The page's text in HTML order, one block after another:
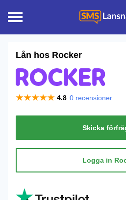
Lån hos Rocker
4.8 0 recensioner
Skicka
Logga in